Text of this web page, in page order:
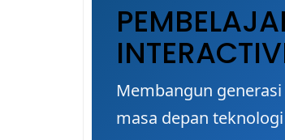
Membangun
masa depan teknologi